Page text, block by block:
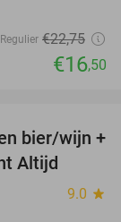
Regulier €22,75
€16,50
21%
bier/wijn +
Altijd
9.0 star